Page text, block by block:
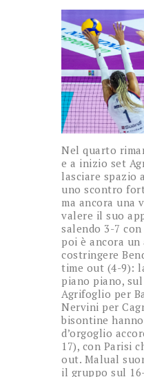
Nel quarto
e a inizio set
lasciare spazio
uno scontro
ma ancora una
valere il suo
salendo 3-7
poi è ancora un
costringere
time out (4-9):
piano piano,
Agrifoglio per
Nervini per
bisontine
d’orgoglio
17), con Parisi
out. Malual
il gruppo sul